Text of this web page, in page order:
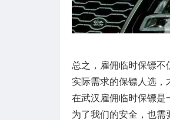
总之，雇佣临时保镖不
实际需求的保镖人选，
在武汉雇佣临时保镖是
为了我们的安全，也需